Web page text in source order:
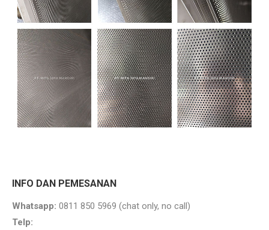
INFO DAN PEMESANAN
Whatsapp: 0811 850 5969 (chat only, no call)
Telp: